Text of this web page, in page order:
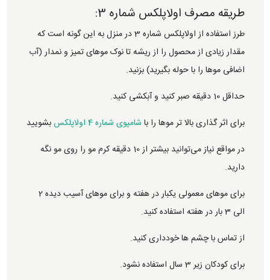
طریقه مصرف اولاپلکس شماره 3:
طرز استفاده از اولاپلکس شماره 3 در منزل به این گونه است که
مقدار زیادی از محصول را از ریشه تا نوک موهای تمیز و نمدار (آب
اضافی موها را با حوله بگیرید) بزنید.
حداقل 10 دقیقه صبر کنید و آبکشی کنید.
برای اثر گذاری بالا تر موها را با شامپوی شماره 4 اولاپلکس
بشویید
در مواقع نیاز می‌توانید بیشتر از 10 دقیقه کرم مو را روی مو نگه
دارید.
برای موهای معمولی یکبار در هفته و برای موهای آسیب دیده 2
الی 3 بار در هفته استفاده کنید.
از تماس با چشم ها خودداری کنید.
برای کودکان زیر 3 سال استفاده نشود.